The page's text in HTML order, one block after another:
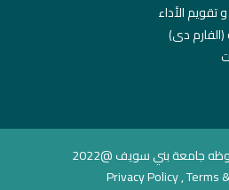
الأداء
(الفارم دى)
جامعة بني سويف @2022
Privacy Policy , Terms